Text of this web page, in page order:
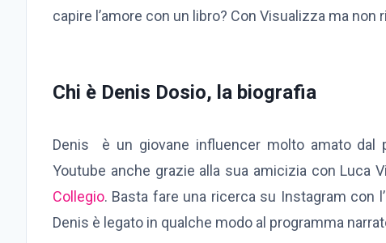
capire l’amore con un libro? Con Visualizza ma
Chi è Denis Dosio, la biografia
Denis è un giovane influencer molto amato
Youtube anche grazie alla sua amicizia con Luca
Collegio. Basta fare una ricerca su Instagram con
Denis è legato in qualche modo al programma